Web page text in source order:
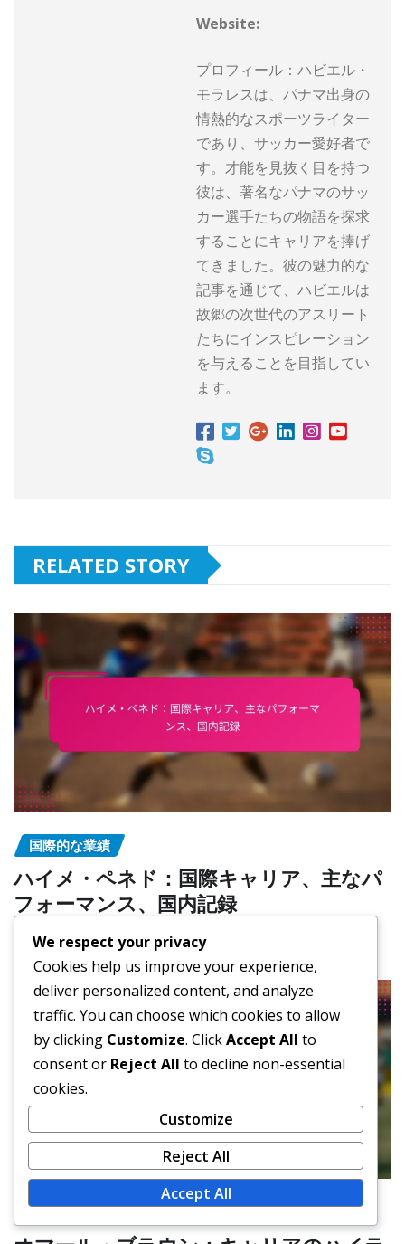
Website:
プロフィール：ハビエル・
モラレスは、パナマ出身の
情熱的なスポーツライター
であり、サッカー愛好者で
す。才能を見抜く目を持つ
彼は、著名なパナマのサッ
カー選手たちの物語を探求
することにキャリアを捧げ
てきました。彼の魅力的な
記事を通じて、ハビエルは
故郷の次世代のアスリート
たちにインスピレーション
を与えることを目指してい
ます。
RELATED STORY
国際的な業績
ハイメ・ペネド：国際キャリア、主なパ
フォーマンス、国内記録
著者：ハビエル・モラレス
国際的な業績
We respect your privacy
Cookies help us improve your experience,
deliver personalized content, and analyze
traffic. You can choose which cookies to allow
by clicking Customize. ClickAccept All to
consent or Reject All to decline non-essential
cookies.
Customize
Reject All
Accept All